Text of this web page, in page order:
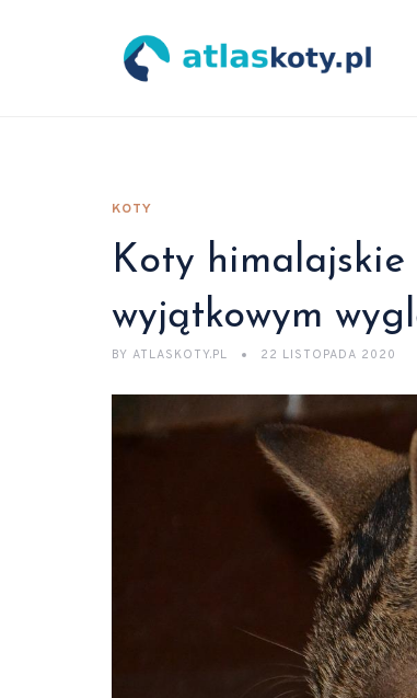
KOTY
Koty
wyjątkowym
BY ATLASKOTY.PL 22 LISTOPADA 2020